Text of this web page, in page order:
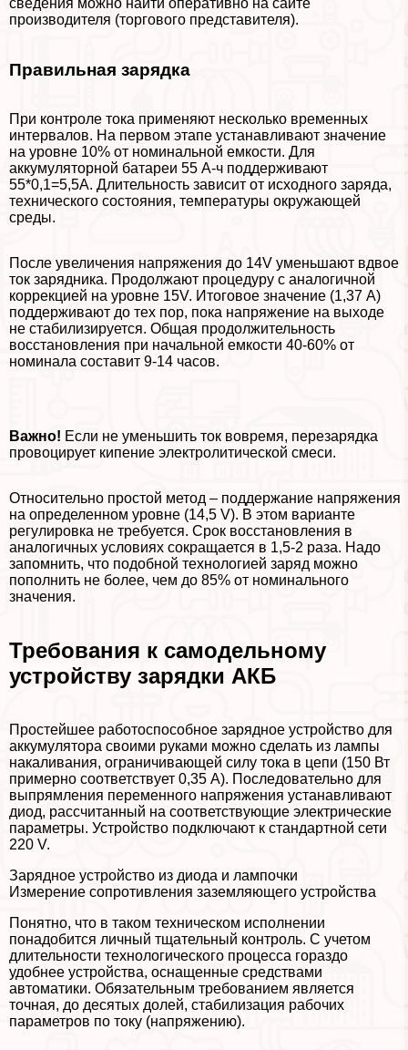
сведения можно найти оперативно на сайте
производителя (торгового представителя).
Правильная зарядка
При контроле тока применяют несколько временных
интервалов. На первом этапе устанавливают значение
на уровне 10% от номинальной емкости. Для
аккумуляторной батареи 55 А-ч поддерживают
55*0,1=5,5А. Длительность зависит от исходного заряда,
технического состояния, температуры окружающей
среды.
После увеличения напряжения до 14V уменьшают вдвое
ток зарядника. Продолжают процедуру с аналогичной
коррекцией на уровне 15V. Итоговое значение (1,37 A)
поддерживают до тех пор, пока напряжение на выходе
не стабилизируется. Общая продолжительность
восстановления при начальной емкости 40-60% от
номинала составит 9-14 часов.
Важно! Если не уменьшить ток вовремя, перезарядка
провоцирует кипение электролитической смеси.
Относительно простой метод – поддержание напряжения
на определенном уровне (14,5 V). В этом варианте
регулировка не требуется. Срок восстановления в
аналогичных условиях сокращается в 1,5-2 раза. Надо
запомнить, что подобной технологией заряд можно
пополнить не более, чем до 85% от номинального
значения.
Требования к самодельному
устройству зарядки АКБ
Простейшее работоспособное зарядное устройство для
аккумулятора своими руками можно сделать из лампы
накаливания, ограничивающей силу тока в цепи (150 Вт
примерно соответствует 0,35 А). Последовательно для
выпрямления переменного напряжения устанавливают
диод, рассчитанный на соответствующие электрические
параметры. Устройство подключают к стандартной сети
220 V.
Зарядное устройство из диода и лампочки
Измерение сопротивления заземляющего устройства
Понятно, что в таком техническом исполнении
понадобится личный тщательный контроль. С учетом
длительности технологического процесса гораздо
удобнее устройства, оснащенные средствами
автоматики. Обязательным требованием является
точная, до десятых долей, стабилизация рабочих
параметров по току (напряжению).